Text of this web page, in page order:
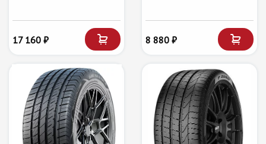
17 160 ₽ 8 880 ₽